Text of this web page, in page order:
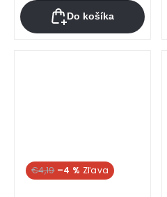
Do košíka
€4,19 –4 %